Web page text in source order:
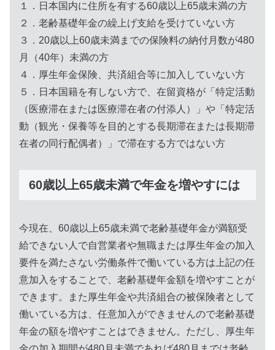
１．日本国内に住所を有する60歳以上65歳未満の方
２．老齢基礎年金の繰上げ支給を受けていない方
３．20歳以上60歳未満までの保険料の納付月数が480
月（40年）未満の方
４．厚生年金保険、共済組合等に加入していない方
５．日本国籍を有しない方で、在留資格が「特定活動
（医療滞在または医療滞在者の付添人）」や「特定活
動（観光・保養等を目的とする長期滞在または長期滞
在者の同行配偶者）」で滞在する方ではない方
60歳以上65歳未満で年金を増やすには
今現在、60歳以上65歳未満で老齢基礎年金が満額受
給できない人で自営業者や無職または厚生年金の加入
要件を満たさない労働条件で働いている方は上記の任
意加入をすることで、老齢基礎年金額を増やすことが
できます。また厚生年金や共済組合の被保険者として
働いている方は、任意加入ができませんので老齢基礎
年金の額を増やすことはできません。ただし、厚生年